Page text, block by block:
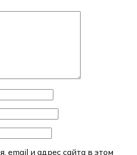
email и адрес сайта в этом